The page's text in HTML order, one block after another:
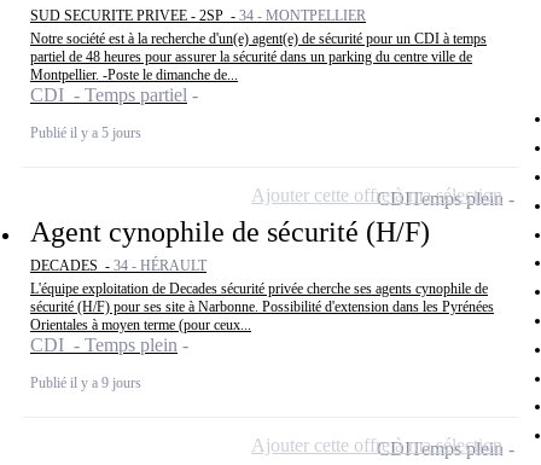
SUD SECURITE PRIVEE - 2SP - 34 - MONTPELLIER
Notre société est à la recherche d'un(e) agent(e) de sécurité pour un CDI à temps
partiel de 48 heures pour assurer la sécurité dans un parking du centre ville de
Montpellier. -Poste le dimanche de...
CDI - Temps partiel
Publié il y a 5 jours
Agent cynophile de sécurité (H/F)
DECADES - 34 - HÉRAULT
L'équipe exploitation de Decades sécurité privée cherche ses agents cynophile de
sécurité (H/F) pour ses site à Narbonne. Possibilité d'extension dans les Pyrénées
Orientales à moyen terme (pour ceux...
CDI - Temps plein
Publié il y a 9 jours
CDITemps plein
Ajouter cette offre à ma sélection
CDITemps plein
Ajouter cette offre à ma sélection